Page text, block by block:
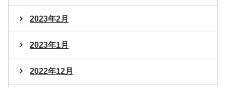
2023年2月
2023年1月
2022年12月